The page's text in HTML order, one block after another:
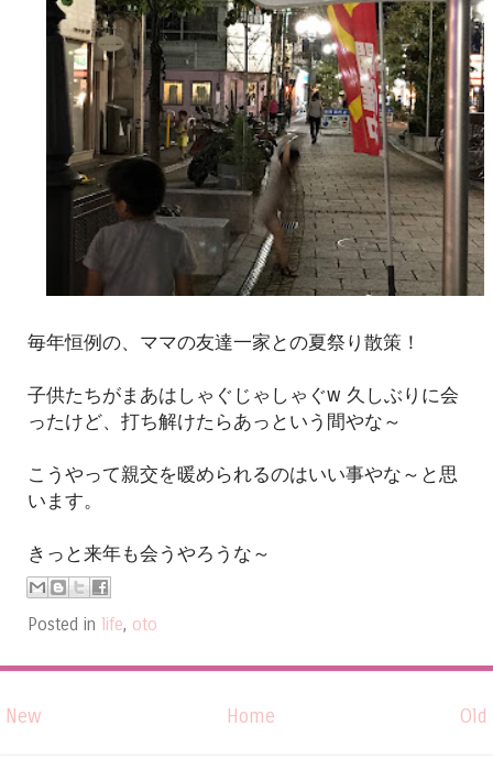
毎年恒例の、ママの友達一家との夏祭り散策！
子供たちがまあはしゃぐじゃしゃぐw 久しぶりに会
ったけど、打ち解けたらあっという間やな～
こうやって親交を暖められるのはいい事やな～と思
います。
きっと来年も会うやろうな～
Posted in life, oto
New Old
Home